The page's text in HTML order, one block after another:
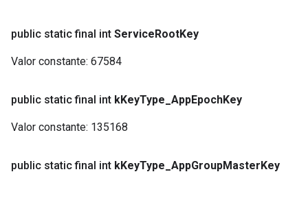
public static final int ServiceRootKey
Valor constante: 67584
public static final int kKeyType AppEpochKey
Valor constante: 135168
public static final int kKeyType AppGroupMasterKey